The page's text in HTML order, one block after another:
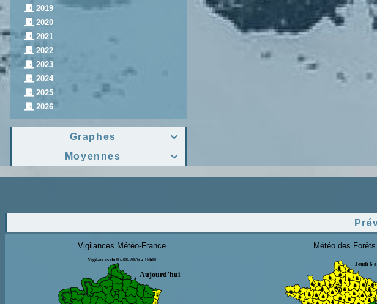
2019
2020
2021
2022
2023
2024
2025
2026

Graphes

Moyennes
Vigilances Météo-France Météo des Forêts